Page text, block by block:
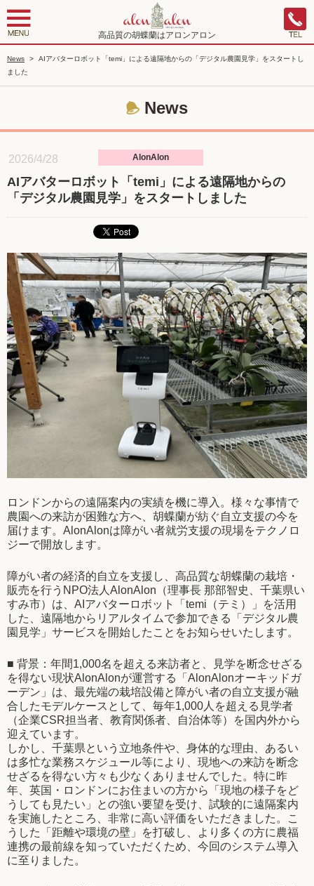
高品質の胡蝶蘭はアロンアロン
News >
AIアバターロボット「temi」による遠隔地からの「デジタル農園見学」をスタートし
ました
News
2026/4/28 AlonAlon
AIアバターロボット「temi」による遠隔地からの
「デジタル農園見学」をスタートしました
ロンドンからの遠隔案内の実績を機に導入。様々な事情で
農園への来訪が困難な方へ、胡蝶蘭が紡ぐ自立支援の今を
届けます。AlonAlonは障がい者就労支援の現場をテクノロ
ジーで開放します。
障がい者の経済的自立を支援し、高品質な胡蝶蘭の栽培・
販売を行うNPO法人AlonAlon（理事長 那部智史、千葉県い
すみ市）は、AIアバターロボット「temi（テミ）」を活用
した、遠隔地からリアルタイムで参加できる「デジタル農
園見学」サービスを開始したことをお知らせいたします。
■ 背景：年間1,000名を超える来訪者と、見学を断念せざる
を得ない現状AlonAlonが運営する「AlonAlonオーキッドガ
ーデン」は、最先端の栽培設備と障がい者の自立支援が融
合したモデルケースとして、毎年1,000人を超える見学者
（企業CSR担当者、教育関係者、自治体等）を国内外から
迎えています。
しかし、千葉県という立地条件や、身体的な理由、あるい
は多忙な業務スケジュール等により、現地への来訪を断念
せざるを得ない方々も少なくありませんでした。特に昨
年、英国・ロンドンにお住まいの方から「現地の様子をど
うしても見たい」との強い要望を受け、試験的に遠隔案内
を実施したところ、非常に高い評価をいただきました。こ
うした「距離や環境の壁」を打破し、より多くの方に農福
連携の最前線を知っていただくため、今回のシステム導入
に至りました。